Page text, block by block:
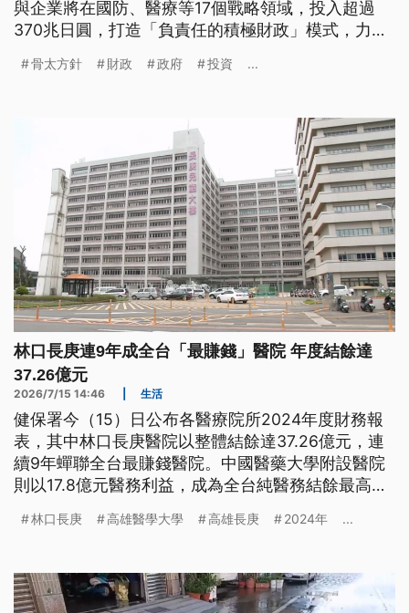
與企業將在國防、醫療等17個戰略領域，投入超過
370兆日圓，打造「負責任的積極財政」模式，力拚
引發在野黨質疑，認為投資規模龐大，財源與執行可
骨太方針 財政 政府 投資 ...
林口長庚連9年成全台「最賺錢」醫院 年度結餘達
37.26億元
2026/7/15 14:46 生活
健保署今（15）日公布各醫療院所2024年度財務報
表，其中林口長庚醫院以整體結餘達37.26億元，連
續9年蟬聯全台最賺錢醫院。中國醫藥大學附設醫院
則以17.8億元醫務利益，成為全台純醫務結餘最高的
林口長庚 高雄醫學大學 高雄長庚 2024年 ...